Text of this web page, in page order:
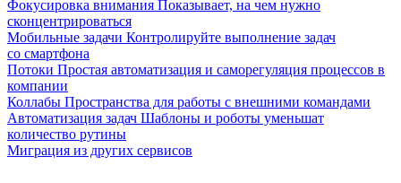
Фокусировка внимания Показывает, на чем нужно
сконцентрироваться
Мобильные задачи Контролируйте выполнение задач
со смартфона
Потоки Простая автоматизация и саморегуляция процессов в
компании
Коллабы Пространства для работы с внешними командами
Автоматизация задач Шаблоны и роботы уменьшат
количество рутины
Миграция из других сервисов